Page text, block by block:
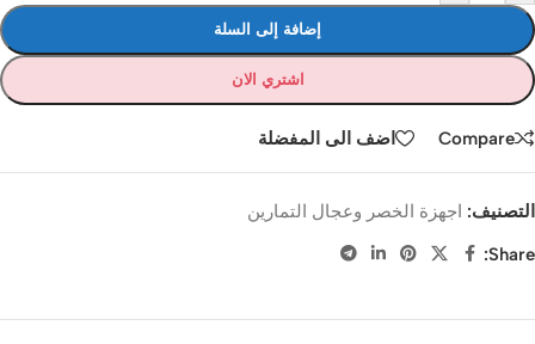
إضافة إلى السلة
اشتري الان
Compare اضف الى المفضلة
التصنيف: اجهزة الخصر وعجال التمارين
Share: